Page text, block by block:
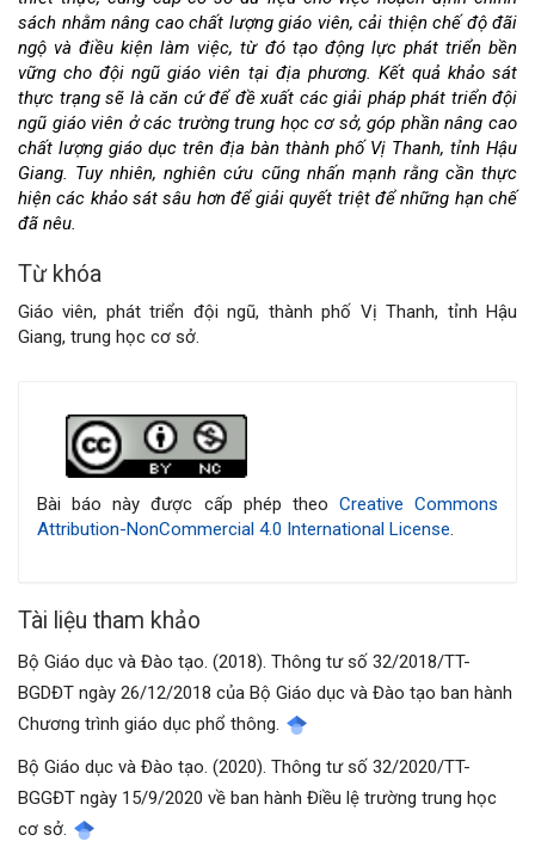
viết
sách nhằm nâng cao chất lượng giáo viên, cải thiện chế độ đãi
ngộ và điều kiện làm việc, từ đó tạo động lực phát triển bền
vững cho đội ngũ giáo viên tại địa phương. Kết quả khảo sát
thực trạng sẽ là căn cứ để đề xuất các giải pháp phát triển đội
ngũ giáo viên ở các trường trung học cơ sở, góp phần nâng cao
chất lượng giáo dục trên địa bàn thành phố Vị Thanh, tỉnh Hậu
Giang. Tuy nhiên, nghiên cứu cũng nhấn mạnh rằng cần thực
hiện các khảo sát sâu hơn để giải quyết triệt để những hạn chế
đã nêu.
Từ khóa
Giáo viên, phát triển đội ngũ, thành phố Vị Thanh, tỉnh Hậu
Giang, trung học cơ sở.
bài
Bài báo này được cấp phép theo Creative Commons
Attribution-NonCommercial 4.0 International License.
Tài liệu tham khảo
Bộ Giáo dục và Đào tạo. (2018). Thông tư số 32/2018/TT-
BGDĐT ngày 26/12/2018 của Bộ Giáo dục và Đào tạo ban hành
Chương trình giáo dục phổ thông.
Bộ Giáo dục và Đào tạo. (2020). Thông tư số 32/2020/TT-
BGGĐT ngày 15/9/2020 về ban hành Điều lệ trường trung học
cơ sở.